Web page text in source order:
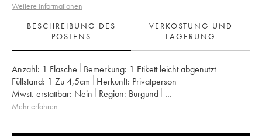
Weitere Informationen
BESCHREIBUNG DES
POSTENS
VERKOSTUNG UND
LAGERUNG
Anzahl: 1 Flasche Bemerkung: 1 Etikett leicht abgenutzt
Füllstand: 1 Zu 4,5cm Herkunft:
privatperson
Mwst. erstattbar:
nein Region:
Burgund
Appellation:
Gevrey-Chambertin
Mehr erfahren …